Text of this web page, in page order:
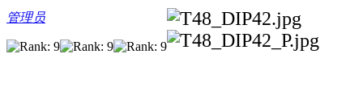
管理员